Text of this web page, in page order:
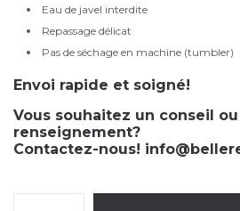
Eau de javel interdite
Repassage délicat
Pas de séchage en machine (tumbler)
Envoi rapide et soigné!
Vous souhaitez un conseil
renseignement?
Contactez-nous!